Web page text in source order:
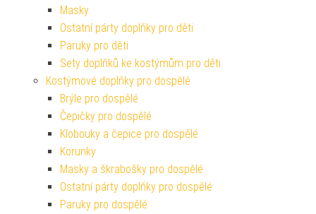
Masky
Ostatní párty doplňky pro děti
Paruky pro děti
Sety doplňků ke kostýmům pro děti
Kostýmové doplňky pro dospělé
Brýle pro dospělé
Čepičky pro dospělé
Klobouky a čepice pro dospělé
Korunky
Masky a škrabošky pro dospělé
Ostatní párty doplňky pro dospělé
Paruky pro dospělé